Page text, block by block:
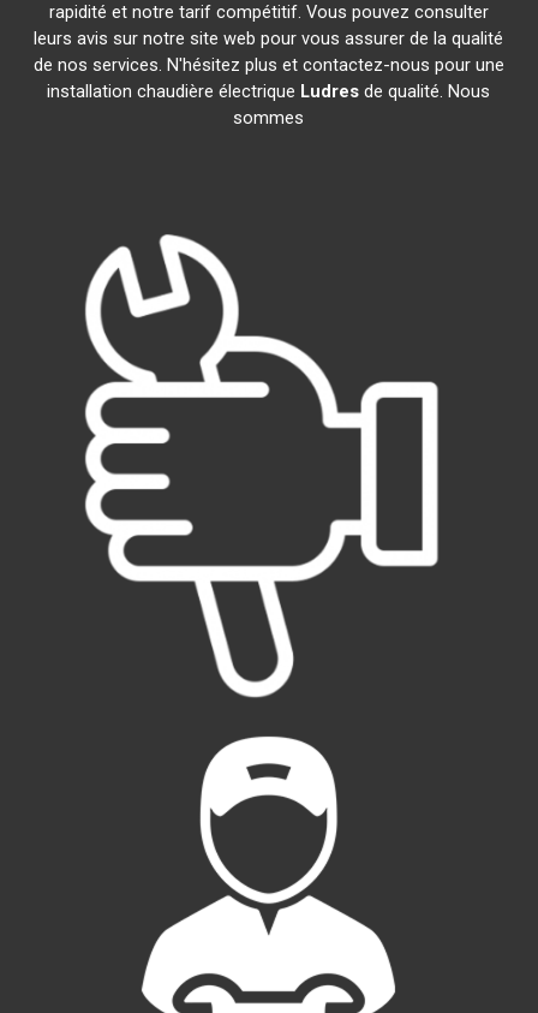
rapidité et notre tarif compétitif. Vous pouvez consulter
leurs avis sur notre site web pour vous assurer de la qualité
de nos services. N'hésitez plus et contactez-nous pour une
installation chaudière électrique Ludres de qualité. Nous
sommes